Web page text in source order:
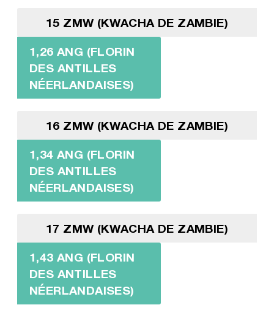
15 ZMW (KWACHA DE ZAMBIE)
1,26 ANG (FLORIN
DES ANTILLES
NÉERLANDAISES)
16 ZMW (KWACHA DE ZAMBIE)
1,34 ANG (FLORIN
DES ANTILLES
NÉERLANDAISES)
17 ZMW (KWACHA DE ZAMBIE)
1,43 ANG (FLORIN
DES ANTILLES
NÉERLANDAISES)